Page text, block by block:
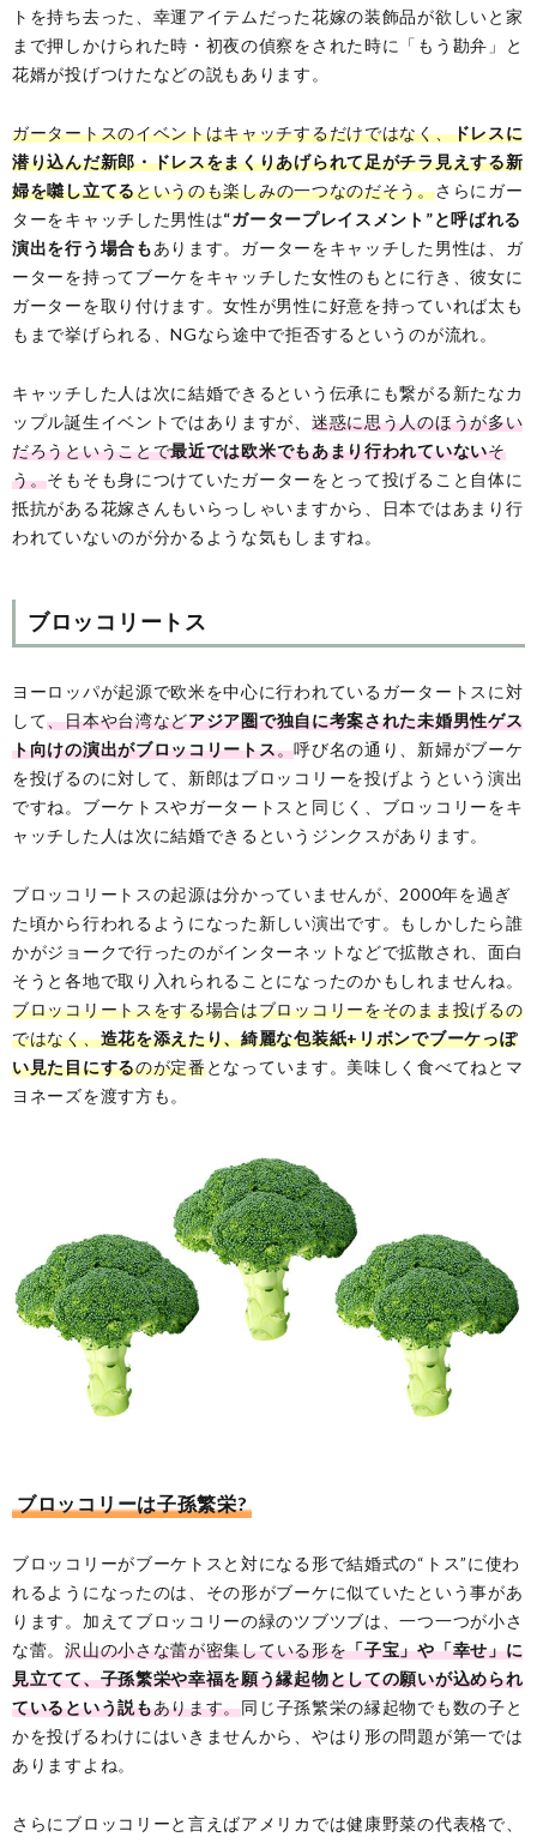
トを持ち去った、幸運アイテムだった花嫁の装飾品が欲しいと家
まで押しかけられた時・初夜の偵察をされた時に「もう勘弁」と
花婿が投げつけたなどの説もあります。
ガータートスのイベントはキャッチするだけではなく、ドレスに
潜り込んだ新郎・ドレスをまくりあげられて足がチラ見えする新
婦を囃し立てるというのも楽しみの一つなのだそう。さらにガー
ターをキャッチした男性は“ガータープレイスメント”と呼ばれる
演出を行う場合もあります。ガーターをキャッチした男性は、ガ
ーターを持ってブーケをキャッチした女性のもとに行き、彼女に
ガーターを取り付けます。女性が男性に好意を持っていれば太も
もまで挙げられる、NGなら途中で拒否するというのが流れ。
キャッチした人は次に結婚できるという伝承にも繋がる新たなカ
ップル誕生イベントではありますが、 迷惑に思う人のほうが多い
だろうということで最近では欧米でもあまり行われていないそ
う。そもそも身につけていたガーターをとって投げること自体に
抵抗がある花嫁さんもいらっしゃいますから、日本ではあまり行
われていないのが分かるような気もしますね。
ブロッコリートス
ヨーロッパが起源で欧米を中心に行われているガータートスに対
して、日本や台湾などアジア圏で独自に考案された未婚男性ゲス
ト向けの演出がブロッコリートス。呼び名の通り、新婦がブーケ
を投げるのに対して、新郎はブロッコリーを投げようという演出
ですね。ブーケトスやガータートスと同じく、ブロッコリーをキ
ャッチした人は次に結婚できるというジンクスがあります。
ブロッコリートスの起源は分かっていませんが、2000年を過ぎ
た頃から行われるようになった新しい演出です。もしかしたら誰
かがジョークで行ったのがインターネットなどで拡散され、面白
そうと各地で取り入れられることになったのかもしれませんね。
ブロッコリートスをする場合はブロッコリーをそのまま投げるの
ではなく、造花を添えたり、綺麗な包装紙+リボンでブーケっぽ
い見た目にするのが定番となっています。美味しく食べてねとマ
ヨネーズを渡す方も。
ブロッコリーは子孫繁栄?
ブロッコリーがブーケトスと対になる形で結婚式の“トス”に使わ
れるようになったのは、その形がブーケに似ていたという事があ
ります。加えてブロッコリーの緑のツブツブは、一つ一つが小さ
な蕾。沢山の小さな蕾が密集している形を「子宝」や「幸せ」に
見立てて、子孫繁栄や幸福を願う縁起物としての願いが込められ
ているという説もあります。同じ子孫繁栄の縁起物でも数の子と
かを投げるわけにはいきませんから、やはり形の問題が第一では
ありますよね。
さらにブロッコリーと言えばアメリカでは健康野菜の代表格で、